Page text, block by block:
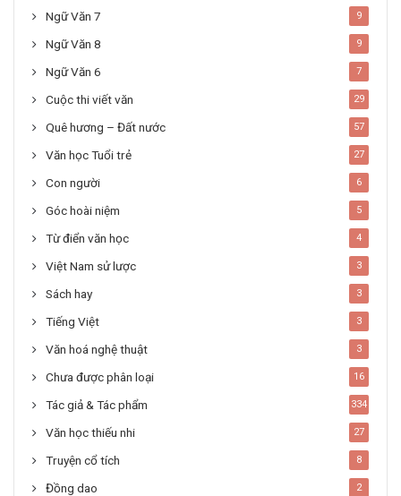
Ngữ Văn 7 9
Ngữ Văn 8 9
Ngữ Văn 6 7
Cuộc thi viết văn 29
Quê hương – Đất nước 57
Văn học Tuổi trẻ 27
Con người 6
Góc hoài niệm 5
Từ điển văn học 4
Việt Nam sử lược 3
Sách hay 3
Tiếng Việt 3
Văn hoá nghệ thuật 3
Chưa được phân loại 16
Tác giả & Tác phẩm 334
Văn học thiếu nhi 27
Truyện cổ tích 8
Đồng dao 2